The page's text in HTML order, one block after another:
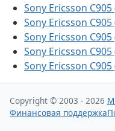
Sony Ericsson
Sony Ericsson
Sony Ericsson
Sony Ericsson C905
Sony Ericsson C905
Copyright © 2003 - 2026
Финансовая поддержка